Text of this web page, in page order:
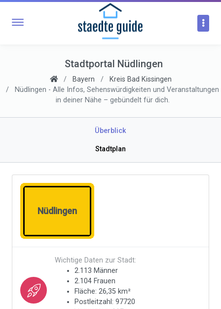
Stadtportal Nüdlingen
Bayern
Kreis Bad Kissingen
Nüdlingen - Alle Infos, Sehenswürdigkeiten und Veranstaltungen
in deiner Nähe – gebündelt für dich.
Überblick
Stadtplan
Nüdlingen
Wichtige Daten zur Stadt:
2.113 Männer
2.104 Frauen
Fläche: 26,35 km²
Postleitzahl: 97720